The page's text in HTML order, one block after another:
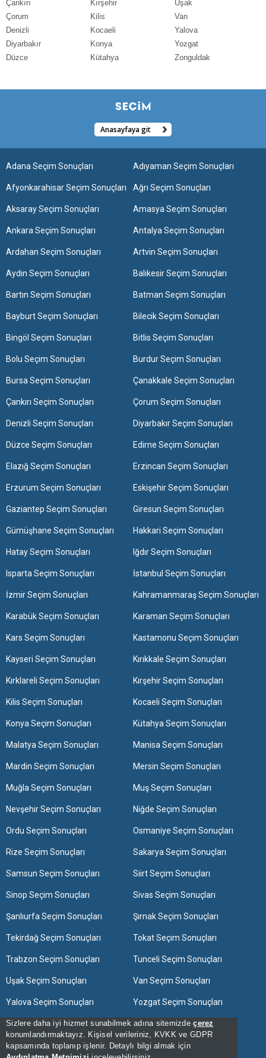
Sizlere daha iyi hizmet sunabilmek adına sitemizdeçerez
konumlandırmaktayız. Kişisel verileriniz, KVKK ve GDPR
kapsamında toplanıp işlenir. Detaylı bilgi almak için
Çankırı
Çorum
Denizli
Diyarbakır
Düzce
Kırşehir
Kilis
Kocaeli
Konya
Kütahya
Uşak
Van
Yalova
Yozgat
Zonguldak
Anasayfaya git
Adana Seçim Sonuçları Adıyaman Seçim Sonuçları
Afyonkarahisar Seçim Sonuçları Ağrı Seçim Sonuçları
Aksaray Seçim Sonuçları Amasya Seçim Sonuçları
Ankara Seçim Sonuçları Antalya Seçim Sonuçları
Ardahan Seçim Sonuçları Artvin Seçim Sonuçları
Aydın Seçim Sonuçları Balıkesir Seçim Sonuçları
Bartın Seçim Sonuçları Batman Seçim Sonuçları
Bayburt Seçim Sonuçları Bilecik Seçim Sonuçları
Bingöl Seçim Sonuçları Bitlis Seçim Sonuçları
Bolu Seçim Sonuçları Burdur Seçim Sonuçları
Bursa Seçim Sonuçları Çanakkale Seçim Sonuçları
Çankırı Seçim Sonuçları Çorum Seçim Sonuçları
Denizli Seçim Sonuçları Diyarbakır Seçim Sonuçları
Düzce Seçim Sonuçları Edirne Seçim Sonuçları
Elazığ Seçim Sonuçları Erzincan Seçim Sonuçları
Erzurum Seçim Sonuçları Eskişehir Seçim Sonuçları
Gaziantep Seçim Sonuçları Giresun Seçim Sonuçları
Gümüşhane Seçim Sonuçları Hakkari Seçim Sonuçları
Hatay Seçim Sonuçları Iğdır Seçim Sonuçları
Isparta Seçim Sonuçları İstanbul Seçim Sonuçları
İzmir Seçim Sonuçları Kahramanmaraş Seçim Sonuçları
Karabük Seçim Sonuçları Karaman Seçim Sonuçları
Kars Seçim Sonuçları Kastamonu Seçim Sonuçları
Kayseri Seçim Sonuçları Kırıkkale Seçim Sonuçları
Kırklareli Seçim Sonuçları Kırşehir Seçim Sonuçları
Kilis Seçim Sonuçları Kocaeli Seçim Sonuçları
Konya Seçim Sonuçları Kütahya Seçim Sonuçları
Malatya Seçim Sonuçları Manisa Seçim Sonuçları
Mardin Seçim Sonuçları Mersin Seçim Sonuçları
Muğla Seçim Sonuçları Muş Seçim Sonuçları
Nevşehir Seçim Sonuçları Niğde Seçim Sonuçları
Ordu Seçim Sonuçları Osmaniye Seçim Sonuçları
Rize Seçim Sonuçları Sakarya Seçim Sonuçları
Samsun Seçim Sonuçları Siirt Seçim Sonuçları
Sinop Seçim Sonuçları Sivas Seçim Sonuçları
Şanlıurfa Seçim Sonuçları Şırnak Seçim Sonuçları
Tekirdağ Seçim Sonuçları Tokat Seçim Sonuçları
Trabzon Seçim Sonuçları Tunceli Seçim Sonuçları
Uşak Seçim Sonuçları Van Seçim Sonuçları
Yalova Seçim Sonuçları Yozgat Seçim Sonuçları
Zonguldak Seçim Sonuçları
[Hata Bildir] - 08:28:07 - 12